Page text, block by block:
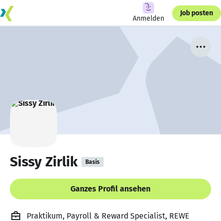
Anmelden
Job posten
Sissy Zirlik Basis
Ganzes Profil ansehen
Praktikum, Payroll & Reward Specialist, REWE